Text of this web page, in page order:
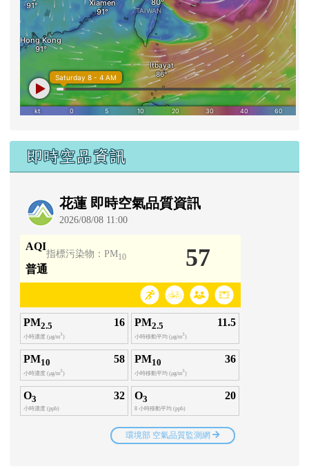
即時空品資訊